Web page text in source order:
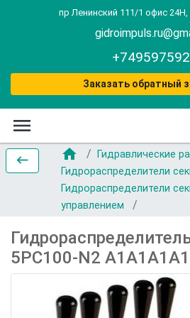
пр Ленинский 111/1 офис
Заказать обратный
menu
keyboard_backspace home
Гидравлические
Гидрораспределители
Гидрораспределители
управлением
5РС100-N2